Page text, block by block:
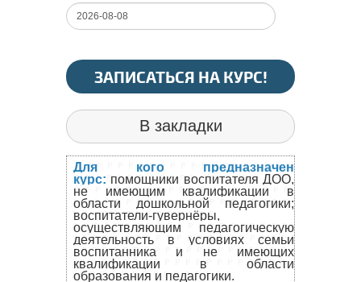
ЗАПИСАТЬСЯ НА КУРС!
В закладки
Для кого предназначен
курс: помощники воспитателя ДОО,
не имеющим квалификации в
области дошкольной педагогики;
воспитатели-гувернёры,
осуществляющим педагогическую
деятельность в условиях семьи
воспитанника и не имеющих
квалификации в области
образования и педагогики.